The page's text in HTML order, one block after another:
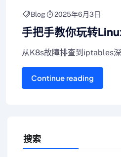
Blog 2025年6月3日
手把手教你玩转
从K8s故障排查到iptables
Continue reading
搜索